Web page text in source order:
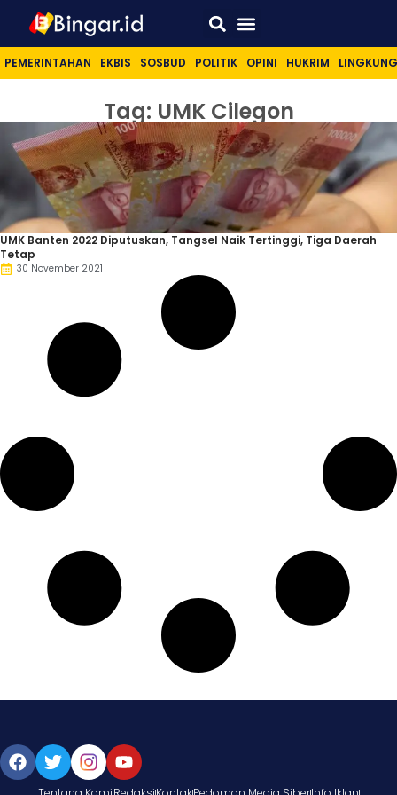
PEMERINTAHAN EKBIS SOSBUD POLITIK OPINI HUKRIM
Tag: UMK Cilegon
UMK Banten 2022 Diputuskan, Tangsel Naik Tertinggi, Tiga Daerah
Tetap
30 November 2021